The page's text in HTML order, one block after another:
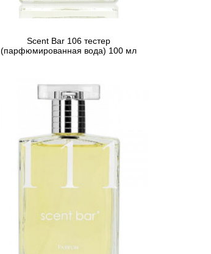
Scent Bar 106 тестер
(парфюмированная вода) 100 мл
Предзаказ